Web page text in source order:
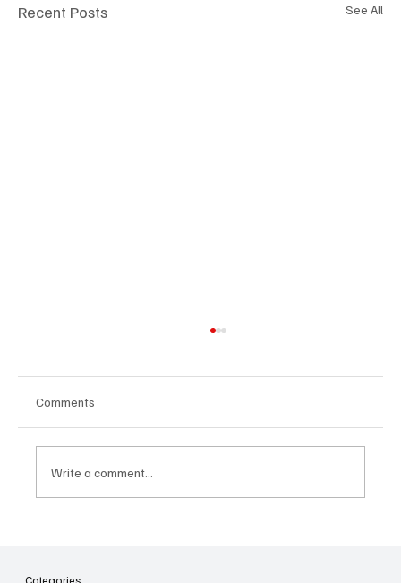
Recent Posts See All
նվիրում որոշում
Comments
Write a comment...
Categories